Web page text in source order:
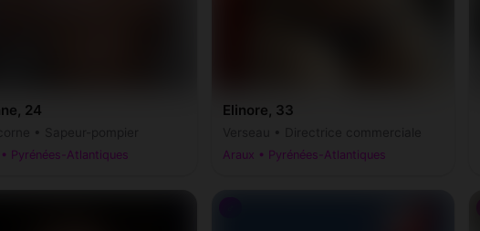
24
Pyrénées-Atlantiques
Elinore, 33
Araux • Pyrénées-Atlantiques